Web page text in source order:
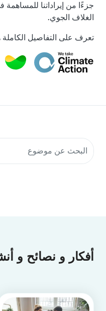
جزءًا من إيراداتنا
الغلاف الجوي.
تعرف على التفاصيل الكاملة
البحث في موارد المجتمع
أفكار و نصائح و